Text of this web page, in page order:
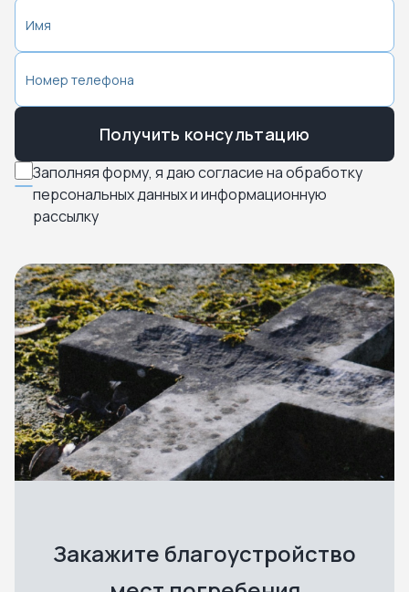
Заполняя форму, я даю согласие на обработку
персональных данных и информационную
рассылку
Получить консультацию
Закажите благоустройство